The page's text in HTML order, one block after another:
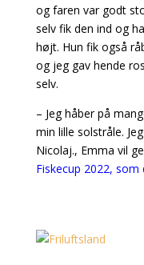
og faren var godt
selv fik den ind og
højt. Hun fik også
og jeg gav hende
selv.
– Jeg håber på
min lille solstråle.
Nicolaj., Emma vil
Fiskecup 2022,